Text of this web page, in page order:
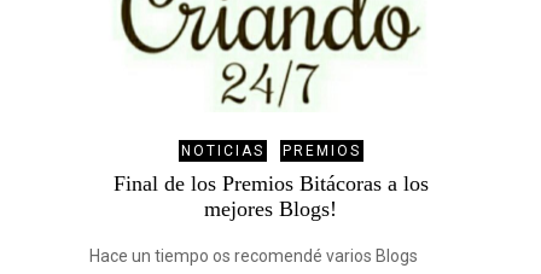
NOTICIAS PREMIOS
Final de los Premios Bitácoras a los
mejores Blogs!
Hace un tiempo os recomendé varios Blogs